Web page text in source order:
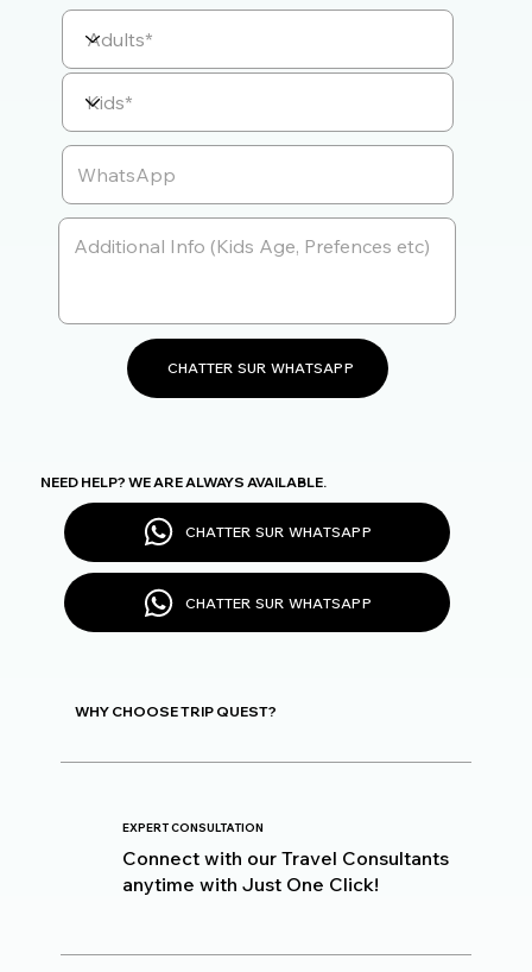
CHATTER SUR WHATSAPP
NEED HELP? WE ARE ALWAYS AVAILABLE.
CHATTER SUR WHATSAPP
CHATTER SUR WHATSAPP
WHY CHOOSE TRIP QUEST?
EXPERT CONSULTATION
Connect with our Travel Consultants
anytime with Just One Click!